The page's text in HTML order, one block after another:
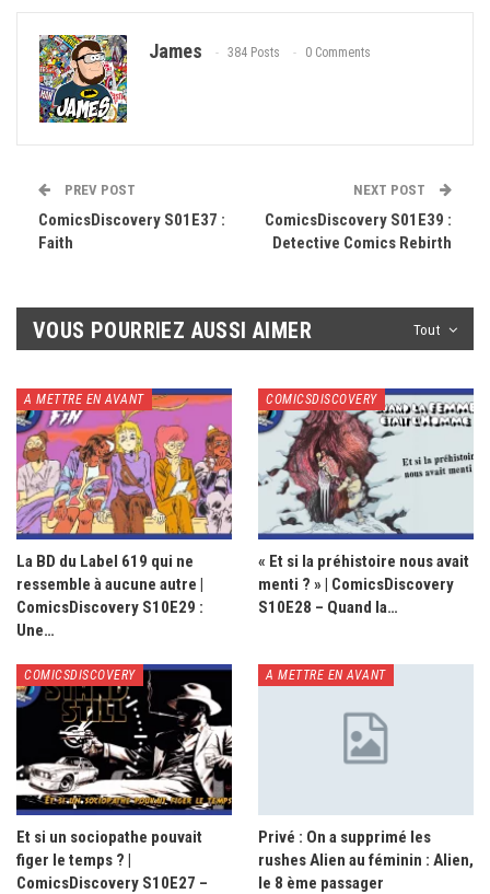
James 384 Posts 0 Comments
PREV POST
ComicsDiscovery S01E37 :
Faith
NEXT POST
ComicsDiscovery S01E39 :
Detective Comics Rebirth
Tout
VOUS POURRIEZ AUSSI AIMER
A METTRE EN AVANT
La BD du Label 619 qui ne
ressemble à aucune autre |
ComicsDiscovery S10E29 :
Une…
COMICSDISCOVERY
« Et si la préhistoire nous avait
menti ? » | ComicsDiscovery
S10E28 – Quand la…
COMICSDISCOVERY
Et si un sociopathe pouvait
figer le temps ? |
ComicsDiscovery S10E27 –
A METTRE EN AVANT
Privé : On a supprimé les
rushes Alien au féminin : Alien,
le 8 ème passager